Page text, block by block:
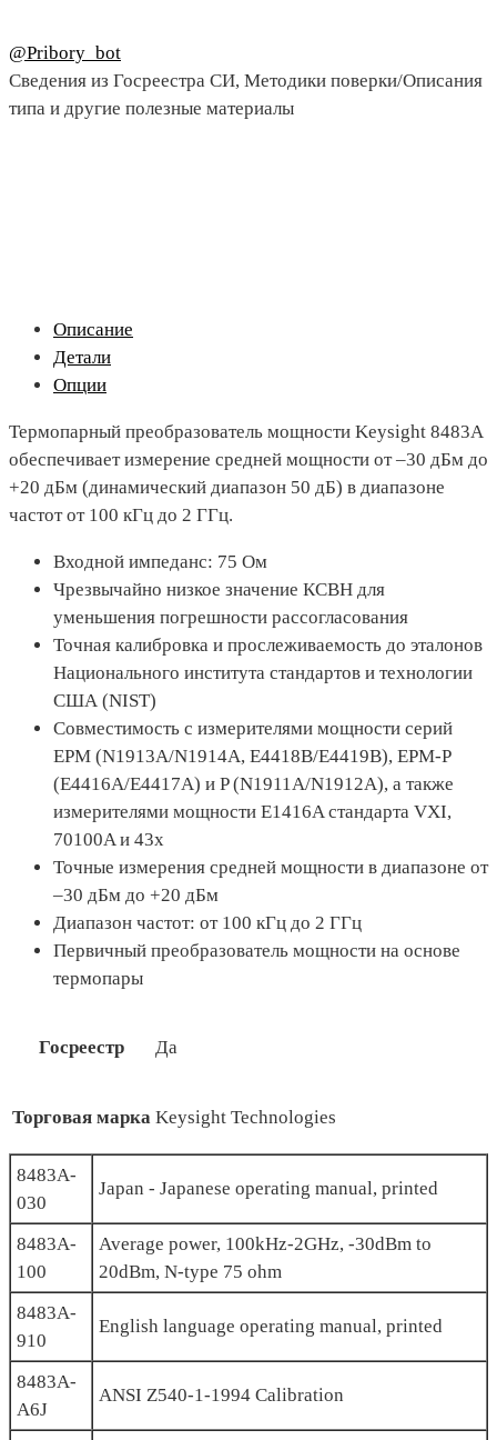
@Pribory_bot
Сведения из Госреестра СИ, Методики поверки/Описания
типа и другие полезные материалы
Описание
Детали
Опции
Термопарный преобразователь мощности Keysight 8483A
обеспечивает измерение средней мощности от –30 дБм до
+20 дБм (динамический диапазон 50 дБ) в диапазоне
частот от 100 кГц до 2 ГГц.
Входной импеданс: 75 Ом
Чрезвычайно низкое значение КСВН для
уменьшения погрешности рассогласования
Точная калибровка и прослеживаемость до эталонов
Национального института стандартов и технологии
США (NIST)
Совместимость с измерителями мощности серий
EPM (N1913A/N1914A, E4418B/E4419B), EPM-P
(E4416A/E4417A) и P (N1911A/N1912A), а также
измерителями мощности E1416A стандарта VXI,
70100A и 43х
Точные измерения средней мощности в диапазоне от
–30 дБм до +20 дБм
Диапазон частот: от 100 кГц до 2 ГГц
Первичный преобразователь мощности на основе
термопары
Госреестр Да
Торговая марка Keysight Technologies
8483A-
030
Japan - Japanese operating manual, printed
8483A-
100
Average power, 100kHz-2GHz, -30dBm to
20dBm, N-type 75 ohm
8483A-
910
English language operating manual, printed
8483A-
A6J
ANSI Z540-1-1994 Calibration